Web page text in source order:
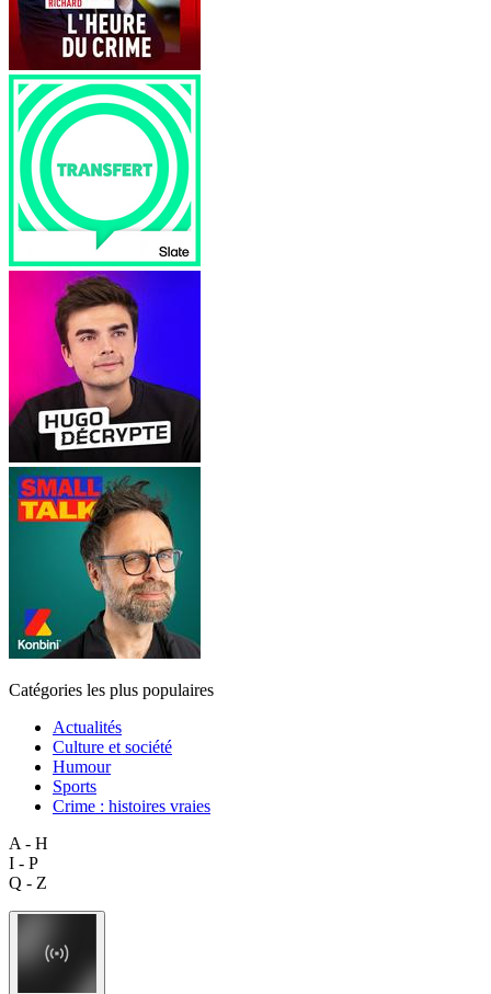
Catégories les plus populaires
Actualités
Culture et société
Humour
Sports
Crime : histoires vraies
A - H
I - P
Q - Z